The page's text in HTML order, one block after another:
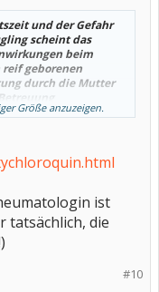
und der Gefahr
scheint das
beim
reif geborenen
durch die Mutter
Größe anzuzeigen.
ist
tatsächlich, die
#10